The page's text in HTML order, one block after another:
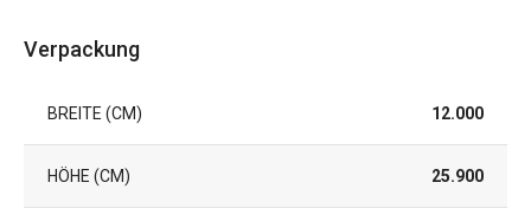
Verpackung
BREITE (CM) 12.000
HÖHE (CM) 25.900